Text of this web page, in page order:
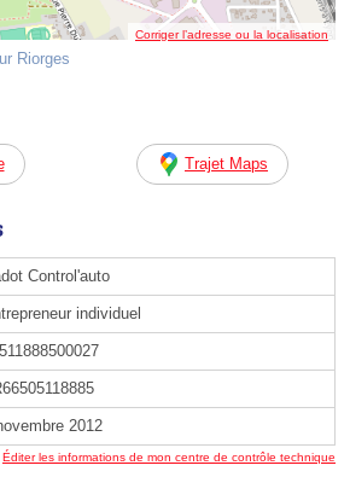
Corriger l’adresse ou la localisation
Riorges
Trajet Maps
Control'auto
individuel
2012
Éditer les informations de mon centre de contrôle technique